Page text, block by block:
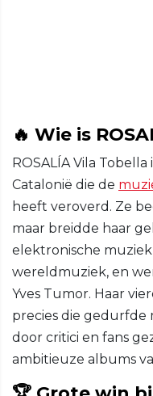
🔥 Wie is
ROSALÍA Vila
Catalonië die de
heeft veroverd. Ze
maar breidde haar
elektronische
wereldmuziek, en
Yves Tumor. Haar
precies die gedurfde
door critici en fans
ambitieuze albums